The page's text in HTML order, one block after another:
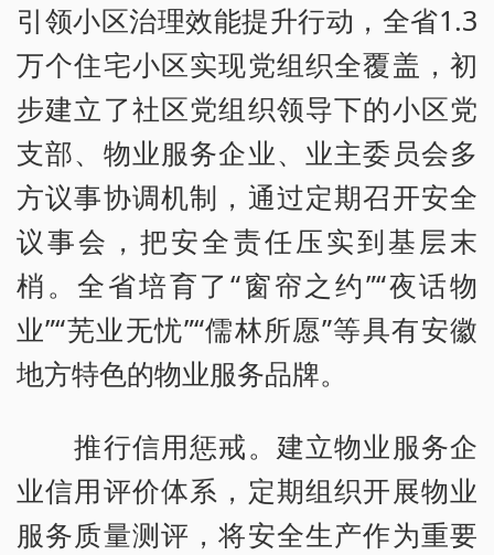
引领小区治理效能提升行动，全省1.3
万个住宅小区实现党组织全覆盖，初
步建立了社区党组织领导下的小区党
支部、物业服务企业、业主委员会多
方议事协调机制，通过定期召开安全
议事会，把安全责任压实到基层末
梢。全省培育了“窗帘之约”“夜话物
业”“芜业无忧”“儒林所愿”等具有安徽
地方特色的物业服务品牌。
推行信用惩戒。建立物业服务企
业信用评价体系，定期组织开展物业
服务质量测评，将安全生产作为重要